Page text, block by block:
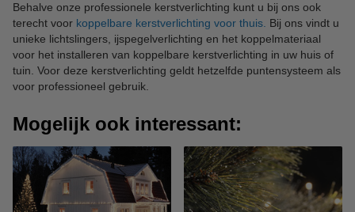
Behalve onze professionele kerstverlichting kunt u bij ons ook
terecht voor koppelbare kerstverlichting voor thuis. Bij ons vindt u
unieke lichtslingers, ijspegelverlichting en het koppelmateriaal
voor het installeren van koppelbare kerstverlichting in uw huis of
tuin. Voor deze kerstverlichting geldt hetzelfde puntensysteem als
voor professioneel gebruik.
Mogelijk ook interessant: